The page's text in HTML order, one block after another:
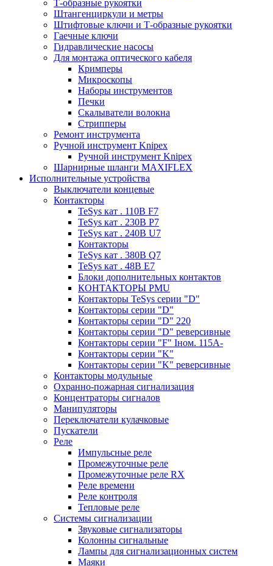
Т-образные рукоятки
Штангенциркули и метры
Штифтовые ключи и Т-образные рукоятки
Гаечные ключи
Гидравлические насосы
Для монтажа оптического кабеля
Кримперы
Микроскопы
Наборы инструментов
Печки
Скалыватели волокна
Стрипперы
Ремонт инструмента
Ручной инструмент Knipex
Ручной инструмент Knipex
Шарнирные шланги MAXIFLEX
Исполнительные устройства
Выключатели концевые
Контакторы
TeSys кат . 110В F7
TeSys кат . 230В P7
TeSys кат . 240В U7
Контакторы
TeSys кат . 380В Q7
TeSys кат . 48В E7
Блоки дополнительных контактов
КОНТАКТОРЫ PMU
Контакторы TeSys серии "D"
Контакторы серии "D"
Контакторы серии "D" 220
Контакторы серии "D" реверсивные
Контакторы серии "F" Iном. 115А-
Контакторы серии "K"
Контакторы серии "K" реверсивные
Контакторы модульные
Охранно-пожарная сигнализация
Концентраторы сигналов
Манипуляторы
Переключатели кулачковые
Пускатели
Реле
Импульсные реле
Промежуточные реле
Промежуточные реле RX
Реле времени
Реле контроля
Тепловые реле
Системы сигнализации
Звуковые сигнализаторы
Колонны сигнальные
Лампы для сигнализационных систем
Маяки